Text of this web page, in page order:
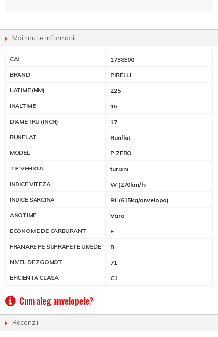
Mai multe informatii
CAI 1738300
BRAND PIRELLI
LATIME (MM) 225
INALTIME 45
DIAMETRU (INCH) 17
RUNFLAT Runflat
MODEL P ZERO
TIP VEHICUL turism
INDICE VITEZA W (270km/h)
INDICE SARCINA 91 (615kg/anvelopa)
ANOTIMP Vara
ECONOMIE DE CARBURANT E
FRANARE PE SUPRAFETE UMEDE B
NIVEL DE ZGOMOT 71
EFICIENTA CLASA C1
Cum aleg anvelopele?
Recenzii